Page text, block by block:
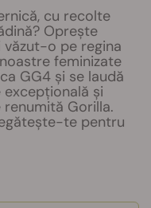
cu recolte
Oprește
o pe regina
feminizate
GG4 și se laudă
și
Gorilla.
te pentru